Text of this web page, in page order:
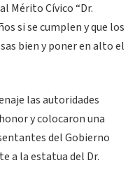
Mérito Cívico “Dr.
si se cumplen y que los
bien y poner en alto el
las autoridades
y colocaron una
del Gobierno
a la estatua del Dr.